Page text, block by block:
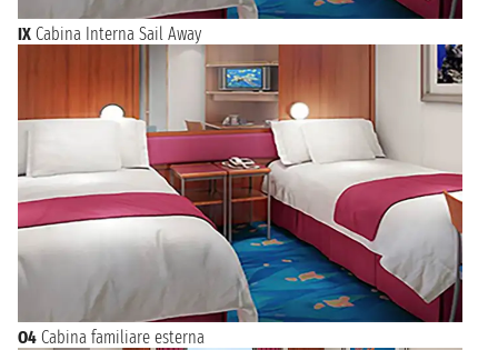
IX Cabina Interna Sail Away
O4 Cabina familiare esterna